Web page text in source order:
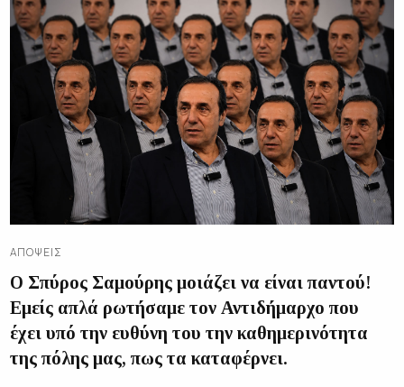
ΑΠΌΨΕΙΣ
Ο Σπύρος Σαμούρης μοιάζει να είναι παντού!
Εμείς απλά ρωτήσαμε τον Αντιδήμαρχο που
έχει υπό την ευθύνη του την καθημερινότητα
της πόλης μας, πως τα καταφέρνει.